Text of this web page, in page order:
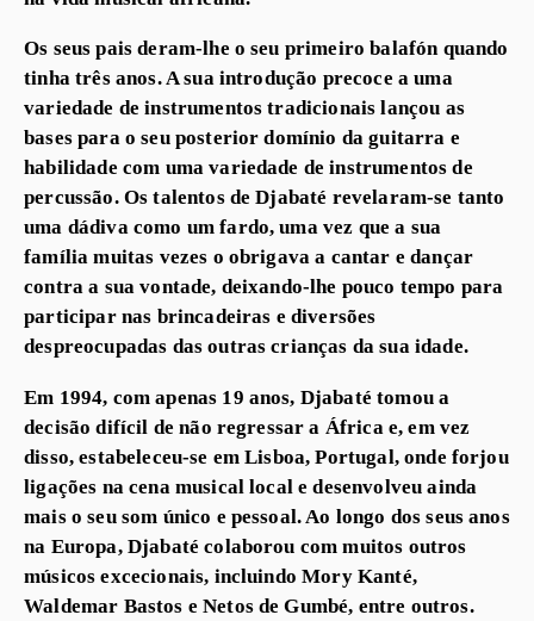
Os seus pais deram-lhe o seu primeiro balafón quando
tinha três anos. A sua introdução precoce a uma
variedade de instrumentos tradicionais lançou as
bases para o seu posterior domínio da guitarra e
habilidade com uma variedade de instrumentos de
percussão. Os talentos de Djabaté revelaram-se tanto
uma dádiva como um fardo, uma vez que a sua
família muitas vezes o obrigava a cantar e dançar
contra a sua vontade, deixando-lhe pouco tempo para
participar nas brincadeiras e diversões
despreocupadas das outras crianças da sua idade.
Em 1994, com apenas 19 anos, Djabaté tomou a
decisão difícil de não regressar a África e, em vez
disso, estabeleceu-se em Lisboa, Portugal, onde forjou
ligações na cena musical local e desenvolveu ainda
mais o seu som único e pessoal. Ao longo dos seus anos
na Europa, Djabaté colaborou com muitos outros
músicos excecionais, incluindo Mory Kanté,
Waldemar Bastos e Netos de Gumbé, entre outros.